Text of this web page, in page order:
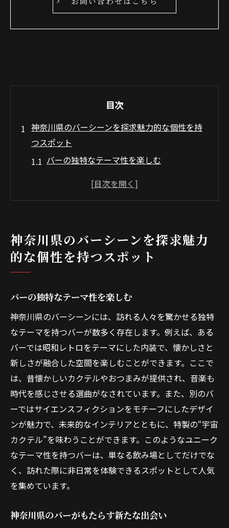
目次
神奈川県のバーシーンを探求魅力的な個性を持
つスポット
バーの独特なテーマ性を楽しむ
神奈川県のバーがもたらす新たな出会い
神奈川県のバーで体験する特別な時間
歴史と現代が交差する神奈川のバーでの一杯を
歴史あるバーの魅力に迫る
現代的なアプローチが光るバー
神奈川県のバーの歴史的背景
古さと新しさを兼ね備えたバー
神奈川県のバーで過ごすひととき
歴史と現代の融合を楽しむ
鎌倉や横浜の街並みを生かした神奈川のユニー
クなバー
街並みを背景にしたバーの魅力
横浜のバーで海を感じる
鎌倉のバーで歴史を感じる
ユニークなロケーションが魅力のバー
神奈川県の街並みと共に楽しむ一杯
神奈川県のバーシーンを探求魅力
的な個性を持つスポット
バーの独特なテーマ性を楽しむ
神奈川県のバーシーンには、訪れる人々を驚かせる独特
なテーマを持つバーが数多く存在します。例えば、ある
バーでは昭和レトロをテーマにした内装で、懐かしさと
新しさが融合した空間を楽しむことができます。ここで
は、昔懐かしいカクテルやおつまみが提供され、音楽も
時代を感じさせる選曲がなされています。また、別のバ
ーではサイエンスフィクションをモチーフにしたデザイ
ンが魅力で、未来的なインテリアとともに、特製の“宇宙
カクテル”を味わうことができます。このようなユニーク
なテーマ性を持つバーは、単なる飲み場としてだけでな
く、訪れた際に非日常を体験できるスポットとして人気
を集めています。
神奈川県のバーがもたらす新たな出会い